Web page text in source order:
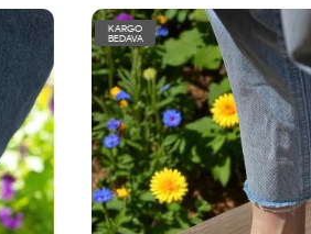
KARGO
BEDAVA